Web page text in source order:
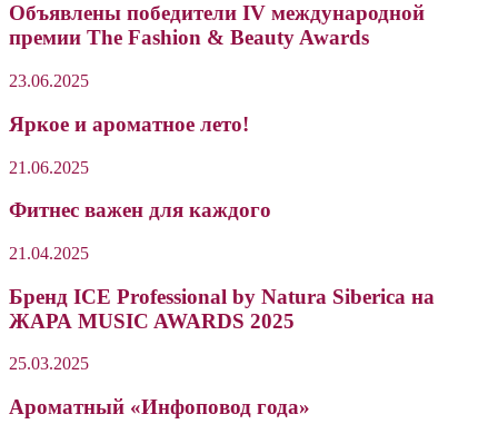
Объявлены победители IV международной
премии The Fashion & Beauty Awards
23.06.2025
Яркое и ароматное лето!
21.06.2025
Фитнес важен для каждого
21.04.2025
Бренд ICE Professional by Natura Siberica на
ЖАРА MUSIC AWARDS 2025
25.03.2025
Ароматный «Инфоповод года»